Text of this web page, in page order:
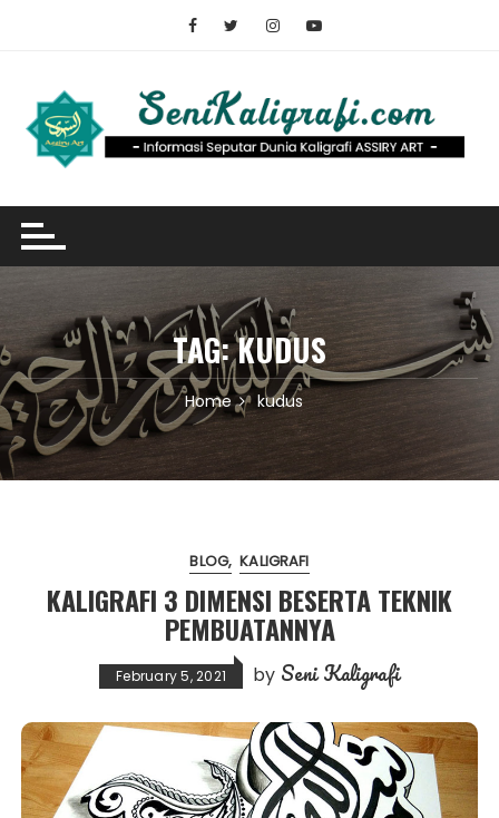
TAG:KUDUS
Home kudus
BLOG KALIGRAFI
KALIGRAFI 3 DIMENSI BESERTA TEKNIK
PEMBUATANNYA
February 5, 2021 by Seni Kaligrafi